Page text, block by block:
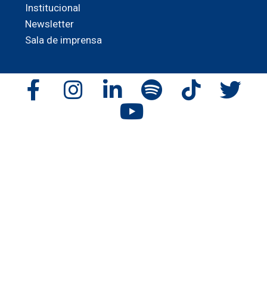
Institucional
Newsletter
Sala de imprensa